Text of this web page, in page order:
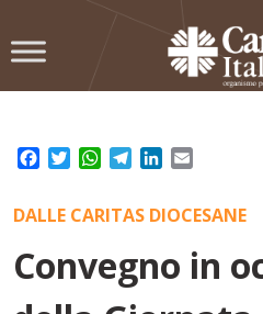
to
Facebook
TwitterWhatsApp
TelegramLinkedIn
DALLE CARITAS DIOCESANE
Convegno in